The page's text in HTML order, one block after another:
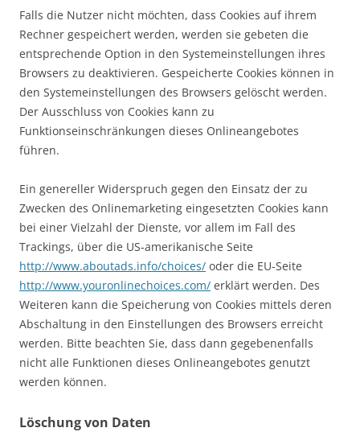
Falls die Nutzer nicht möchten, dass Cookies auf ihrem
Rechner gespeichert werden, werden sie gebeten die
entsprechende Option in den Systemeinstellungen ihres
Browsers zu deaktivieren. Gespeicherte Cookies können in
den Systemeinstellungen des Browsers gelöscht werden.
Der Ausschluss von Cookies kann zu
Funktionseinschränkungen dieses Onlineangebotes
führen.
Ein genereller Widerspruch gegen den Einsatz der zu
Zwecken des Onlinemarketing eingesetzten Cookies kann
bei einer Vielzahl der Dienste, vor allem im Fall des
Trackings, über die US-amerikanische Seite
http://www.aboutads.info/choices/ oder die EU-Seite
http://www.youronlinechoices.com/ erklärt werden. Des
Weiteren kann die Speicherung von Cookies mittels deren
Abschaltung in den Einstellungen des Browsers erreicht
werden. Bitte beachten Sie, dass dann gegebenenfalls
nicht alle Funktionen dieses Onlineangebotes genutzt
werden können.
Löschung von Daten